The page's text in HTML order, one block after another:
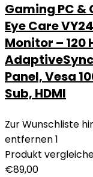
Gaming PC &
Eye Care
Monitor – 120
Panel, Vesa
Sub, HDMI
Zur Wunschliste
entfernen1
Produkt
€89,00